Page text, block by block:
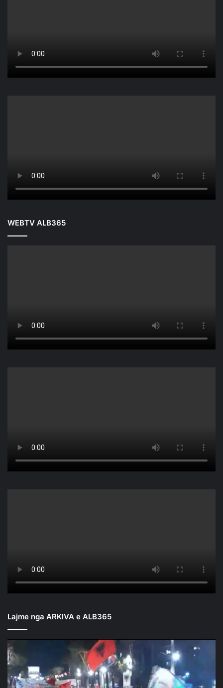
WEBTV ALB365
Lajme nga ARKIVA e ALB365
Mbyllen
fjalimet
para
Kryeministrisë/
Nis